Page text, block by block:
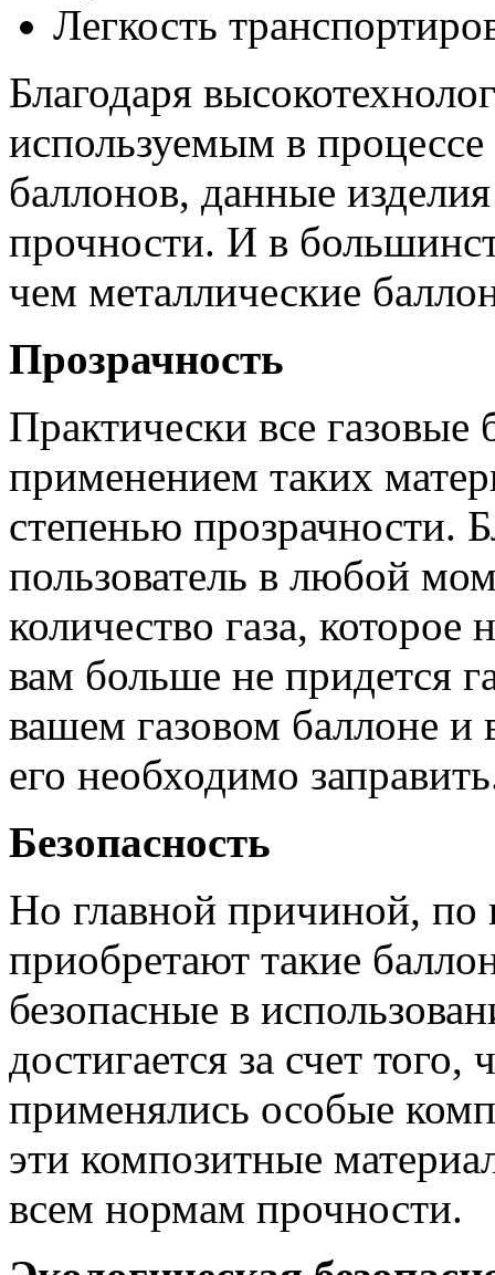
Легкость
Благодаря
используемым в
баллонов, данные
прочности. И в
чем металлические
Прозрачность
Практически все газовые
применением таких
степенью прозрачности.
пользователь в любой
количество газа, которое
вам больше не придется
вашем газовом баллоне и
его необходимо
Безопасность
Но главной причиной, по
приобретают такие
безопасные в
достигается за счет того,
применялись особые
эти композитные
всем нормам прочности.